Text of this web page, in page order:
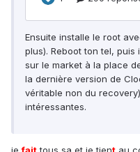
Ensuite installe le root
plus). Reboot ton tel,
sur le market à la place
la dernière version de
véritable non du
intéressantes.